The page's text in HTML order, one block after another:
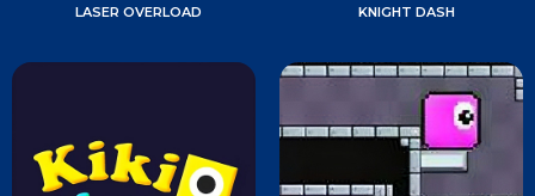
LASER OVERLOAD KNIGHT DASH